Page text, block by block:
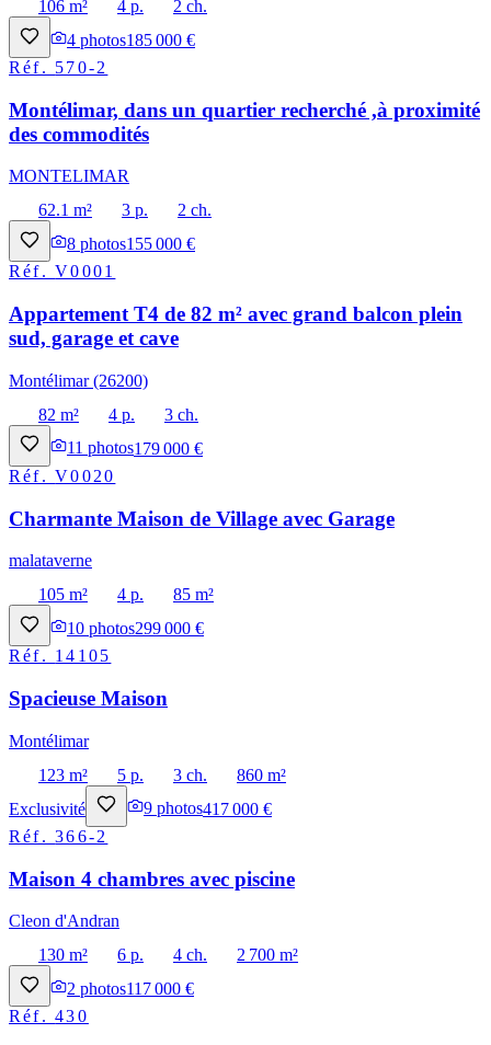
106 m²
4 p.
2 ch.
4 photos185 000 €
Réf. 570-2
Montélimar, dans un quartier recherché ,à proximité
des commodités
MONTELIMAR
62.1 m²
3 p.
2 ch.
8 photos155 000 €
Réf.V0001
Appartement T4 de 82 m² avec grand balcon plein
sud, garage et cave
Montélimar (26200)
82 m²
4 p.
3 ch.
11 photos179 000 €
Réf.V0020
Charmante Maison de Village avec Garage
malataverne
105 m²
4 p.
85 m²
10 photos299 000 €
Réf. 14105
Spacieuse Maison
Montélimar
123 m²
5 p. 3 ch.
860 m²
Exclusivité
9 photos417 000 €
Réf.366-2
Maison 4 chambres avec piscine
Cleon d'Andran
130 m²
6 p. 4 ch.
2 700 m²
2 photos117 000 €
Réf.430